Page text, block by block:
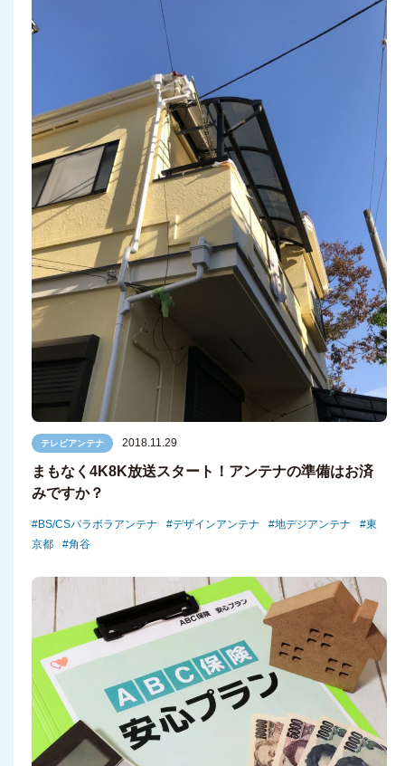
テレビアンテナ 2018.11.29
まもなく4K8K放送スタート！アンテナの準備はお済
みですか？
BS/CSパラボラアンテナ デザインアンテナ 地デジアンテナ
東
京都
角谷